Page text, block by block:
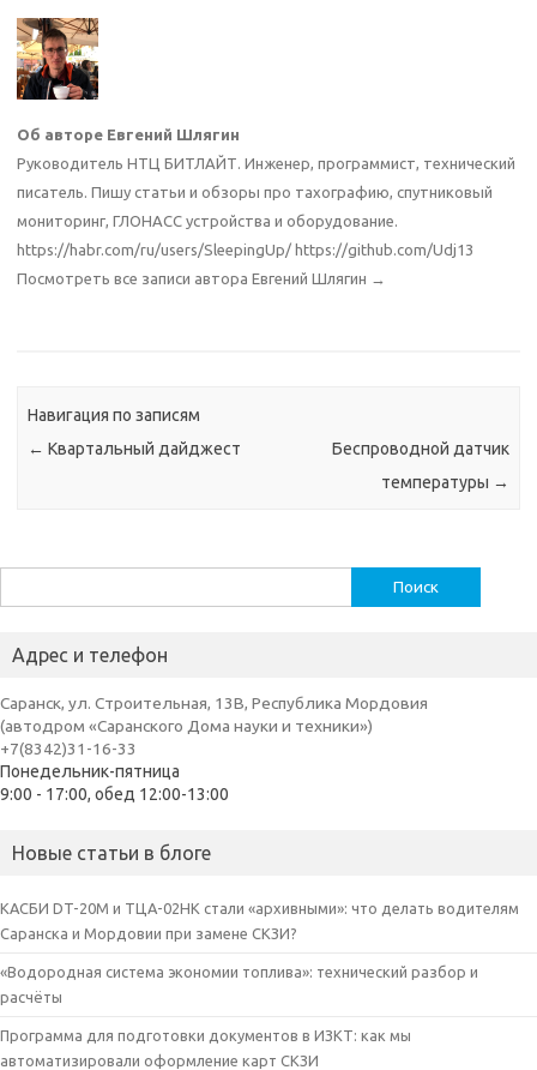
Об авторе Евгений Шлягин
Руководитель НТЦ БИТЛАЙТ. Инженер, программист, технический
писатель. Пишу статьи и обзоры про тахографию, спутниковый
мониторинг, ГЛОНАСС устройства и оборудование.
https://habr.com/ru/users/SleepingUp/ https://github.com/Udj13
Посмотреть все записи автора Евгений Шлягин →
Навигация по записям
← Квартальный дайджест
Беспроводной датчик
температуры →
Адрес и телефон
Саранск, ул. Строительная, 13В, Республика Мордовия
(автодром «Саранского Дома науки и техники»)
+7(8342)31-16-33
Понедельник-пятница
9:00 - 17:00, обед 12:00-13:00
Новые статьи в блоге
КАСБИ DT-20M и ТЦА-02НК стали «архивными»: что делать водителям
Саранска и Мордовии при замене СКЗИ?
«Водородная система экономии топлива»: технический разбор и
расчёты
Программа для подготовки документов в ИЗКТ: как мы
автоматизировали оформление карт СКЗИ